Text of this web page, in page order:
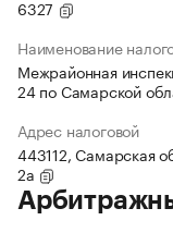
6327
Наименование
Межрайонная
24 по Самарской
Адрес налоговой
443112, Самарская
2а